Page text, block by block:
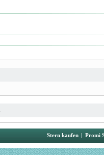
Stern kaufen | Promi